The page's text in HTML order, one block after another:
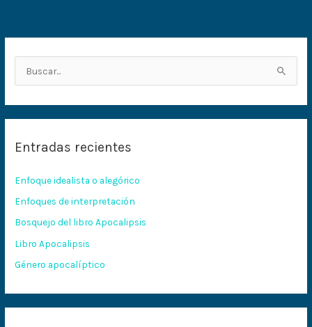
a
p
o
r
:
Entradas recientes
Enfoque idealista o alegórico
Enfoques de interpretación
Bosquejo del libro Apocalipsis
Libro Apocalipsis
Género apocalíptico